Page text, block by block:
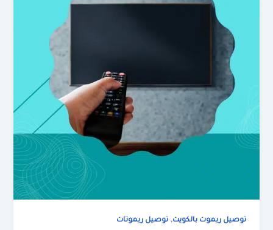
توصيل ريموت بالكويت,توصيل ريموتات